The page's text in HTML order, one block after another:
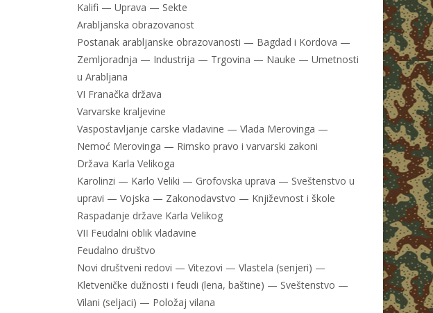
Kalifi — Uprava — Sekte
Arabljanska obrazovanost
Postanak arabljanske obrazovanosti — Bagdad i Kordova —
Zemljoradnja — Industrija — Trgovina — Nauke — Umetnosti
u Arabljana
VI Franačka država
Varvarske kraljevine
Vaspostavljanje carske vladavine — Vlada Merovinga —
Nemoć Merovinga — Rimsko pravo i varvarski zakoni
Država Karla Velikoga
Karolinzi — Karlo Veliki — Grofovska uprava — Sveštenstvo u
upravi — Vojska — Zakonodavstvo — Književnost i škole
Raspadanje države Karla Velikog
VII Feudalni oblik vladavine
Feudalno društvo
Novi društveni redovi — Vitezovi — Vlastela (senjeri) —
Kletveničke dužnosti i feudi (lena, baštine) — Sveštenstvo —
Vilani (seljaci) — Položaj vilana